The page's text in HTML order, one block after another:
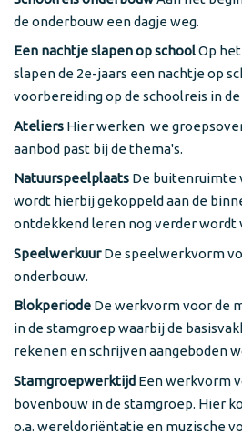
de onderbouw een dagje weg.
Een nachtje slapen op schoolOp
slapen de 2e-jaars een nachtje op
voorbereiding op de schoolreis in
Ateliers Hier werken we
aanbod past bij de thema's.
Natuurspeelplaats De buitenruimte
wordt hierbij gekoppeld aan de
ontdekkend leren nog verder wordt
SpeelwerkuurDe speelwerkvorm
onderbouw.
Blokperiode De werkvorm voor de
in de stamgroep waarbij de
rekenen en schrijven aangeboden
Stamgroepwerktijd Een werkvorm
bovenbouw in de stamgroep. Hier
o.a. wereldoriëntatie en muzische